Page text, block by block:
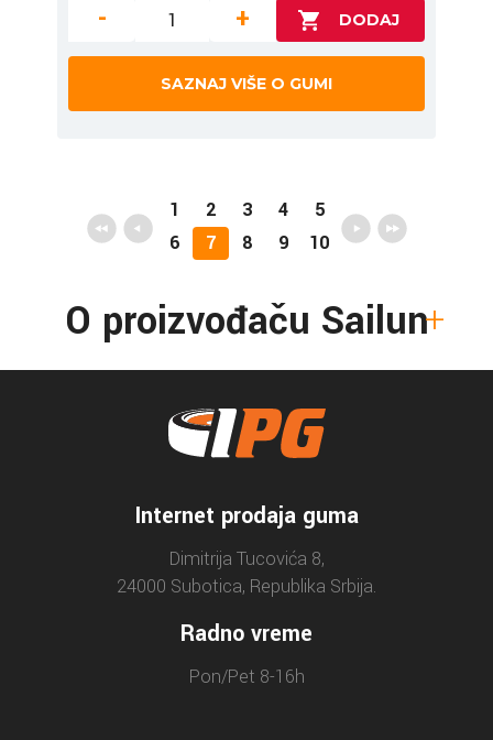
- +
SAZNAJ VIŠE O GUMI
1 2 3 4
5
6
7 8 9 10
O proizvođaču Sailun
Internet prodaja guma
Dimitrija Tucovića 8,
24000 Subotica, Republika Srbija.
Radno vreme
Pon/Pet 8-16h